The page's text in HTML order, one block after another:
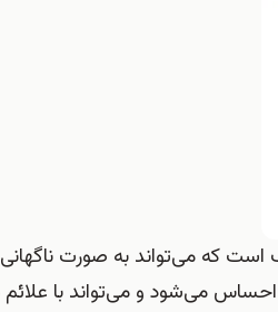
که می‌تواند به صورت
می‌شود و می‌تواند با